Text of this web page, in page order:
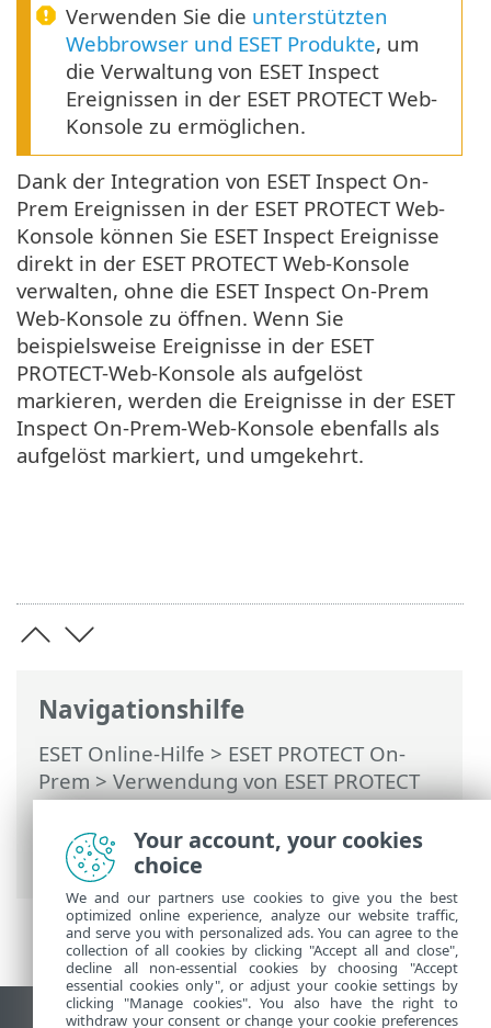
Navigationshilfe
ESET Online-Hilfe > ESET PROTECT On-
Prem>Verwendung von ESET PROTECT
On-Prem>ESET PROTECT On-Prem
Hauptmenü>Ereignisse > ESET Inspect
On-Prem
Verwenden Sie die unterstützten
Webbrowser und ESET Produkte, um
die Verwaltung von ESET Inspect
Ereignissen in der ESET PROTECT Web-
Konsole zu ermöglichen.
Dank der Integration von ESET Inspect On-
Prem Ereignissen in der ESET PROTECT Web-
Konsole können Sie ESET Inspect Ereignisse
direkt in der ESET PROTECT Web-Konsole
verwalten, ohne die ESET Inspect On-Prem
Web-Konsole zu öffnen. Wenn Sie
beispielsweise Ereignisse in der ESET
PROTECT-Web-Konsole als aufgelöst
markieren, werden die Ereignisse in der ESET
Inspect On-Prem-Web-Konsole ebenfalls als
aufgelöst markiert, und umgekehrt.
Your account, your cookies
choice
We and our partners use cookies to give you the best
optimized online experience, analyze our website traffic,
and serve you with personalized ads. You can agree to the
collection of all cookies by clicking "Accept all and close",
decline all non-essential cookies by choosing "Accept
essential cookies only", or adjust your cookie settings by
clicking "Manage cookies". You also have the right to
withdraw your consent or change your cookie preferences